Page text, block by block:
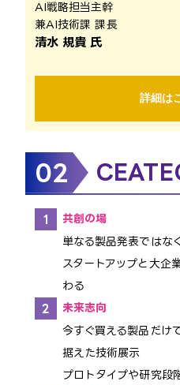
AI戦略担当主幹
兼AI技術課 課長
清水 規貴 氏
詳細は
02
共創の場
単なる製品発表ではな
スタートアップと大企
わる
未来志向
今すぐ買える製品だけ
据えた技術展示
プロトタイプや研究段